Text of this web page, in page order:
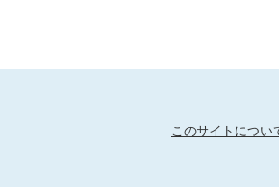
このサイトについ